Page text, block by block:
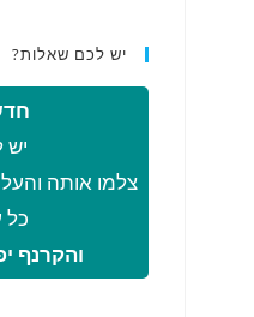
יש לכם שאלות?
צלמו אותה
כל
והקרנף